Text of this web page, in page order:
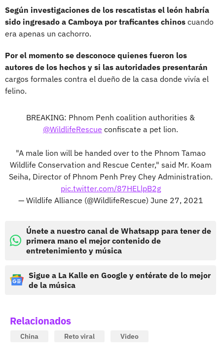
Según investigaciones de los rescatistas el león habría
sido ingresado a Camboya por traficantes chinos cuando
era apenas un cachorro.
Por el momento se desconoce quienes fueron los
autores de los hechos y si las autoridades presentarán
cargos formales contra el dueño de la casa donde vivía el
felino.
BREAKING: Phnom Penh coalition authorities &
@WildlifeRescue confiscate a pet lion.
"A male lion will be handed over to the Phnom Tamao
Wildlife Conservation and Rescue Center," said Mr. Koam
Seiha, Director of Phnom Penh Prey Chey Administration.
pic.twitter.com/87HELlpB2g
— Wildlife Alliance (@WildlifeRescue) June 27, 2021
Únete a nuestro canal de Whatsapp para tener de
primera mano el mejor contenido de
entretenimiento y música
Sigue a La Kalle en Google y entérate de lo mejor
de la música
Relacionados
China Reto viral Video